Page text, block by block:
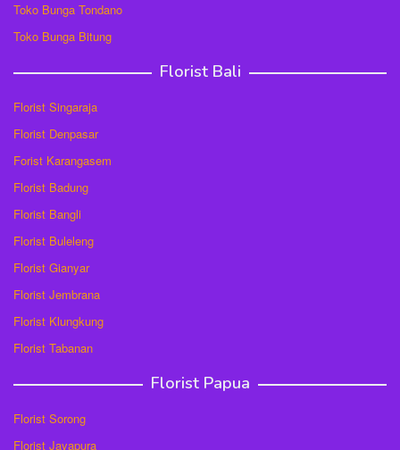
Toko Bunga Tondano
Toko Bunga Bitung
Florist Bali
Florist Singaraja
Florist Denpasar
Forist Karangasem
Florist Badung
Florist Bangli
Florist Buleleng
Florist Gianyar
Florist Jembrana
Florist Klungkung
Florist Tabanan
Florist Papua
Florist Sorong
Florist Jayapura